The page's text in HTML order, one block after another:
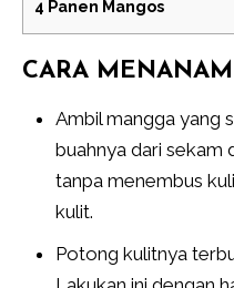
4 Panen Mangos
CARA
Ambil mangga yang
buahnya dari sekam
tanpa menembus
kulit.
Potong kulitnya